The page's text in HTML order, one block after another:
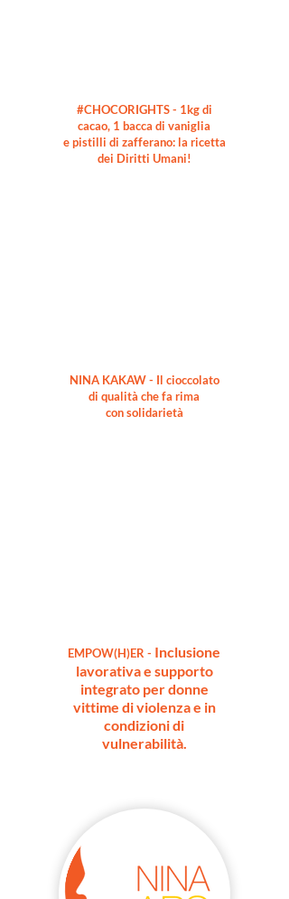
#CHOCORIGHTS - 1kg di
cacao, 1 bacca di vaniglia
e pistilli di zafferano: la ricetta
dei Diritti Umani!
NINA KAKAW - Il cioccolato
di qualità che fa rima
con solidarietà
EMPOW(H)ER - Inclusione
lavorativa e supporto
integrato per donne
vittime diviolenza e in
condizioni di
vulnerabilità.